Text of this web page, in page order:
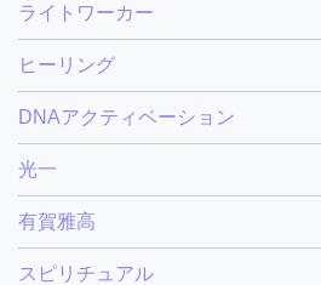
ライトワーカー
ヒーリング
DNAアクティベーション
光一
有賀雅高
スピリチュアル